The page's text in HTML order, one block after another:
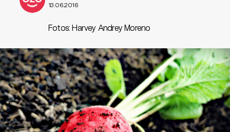
13.06.2016
Fotos: Harvey Andrey Moreno